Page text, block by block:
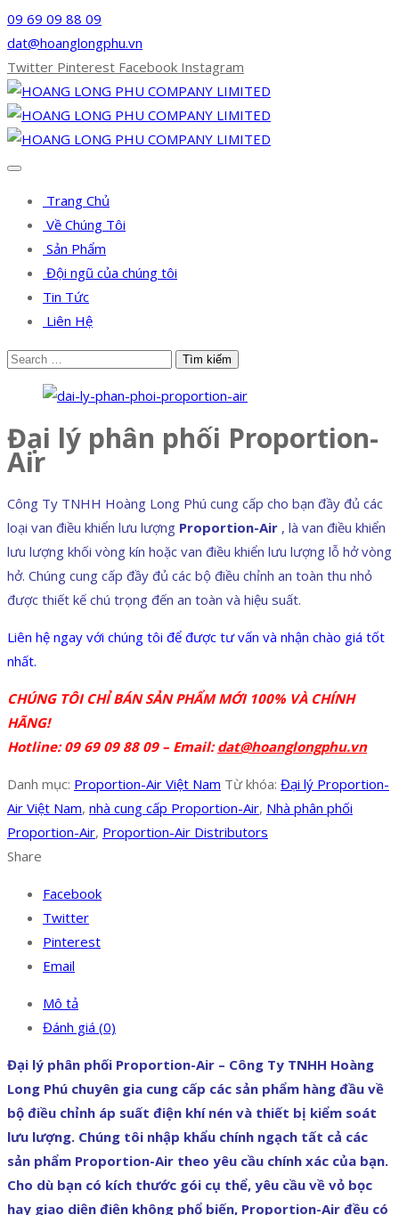
09 69 09 88 09
dat@hoanglongphu.vn
Twitter Pinterest Facebook Instagram
Trang Chủ
Về Chúng Tôi
Sản Phẩm
Đội ngũ của chúng tôi
Tin Tức
Liên Hệ
Đại lý phân phối Proportion-
Air
Công Ty TNHH Hoàng Long Phú cung cấp cho bạn đầy đủ các
loại van điều khiển lưu lượng Proportion-Air , là van điều khiển
lưu lượng khối vòng kín hoặc van điều khiển lưu lượng lỗ hở vòng
hở. Chúng cung cấp đầy đủ các bộ điều chỉnh an toàn thu nhỏ
được thiết kế chú trọng đến an toàn và hiệu suất.
Liên hệ ngay với chúng tôi để được tư vấn và nhận chào giá tốt
nhất.
CHÚNG TÔI CHỈ BÁN SẢN PHẨM MỚI 100% VÀ CHÍNH
HÃNG!
Hotline: 09 69 09 88 09 – Email:dat@hoanglongphu.vn
Danh mục: Proportion-Air Việt Nam Từ khóa: Đại lý Proportion-
Air Việt Nam, nhà cung cấp Proportion-Air, Nhà phân phối
Proportion-Air, Proportion-Air Distributors
Share
Facebook
Twitter
Pinterest
Email
Mô tả
Đánh giá (0)
Đại lý phân phối Proportion-Air – Công Ty TNHH Hoàng
Long Phú chuyên gia cung cấp các sản phẩm hàng đầu về
bộ điều chỉnh áp suất điện khí nén và thiết bị kiểm soát
lưu lượng. Chúng tôi nhập khẩu chính ngạch tất cả các
sản phẩm Proportion-Air theo yêu cầu chính xác của bạn.
Cho dù bạn có kích thước gói cụ thể, yêu cầu về vỏ bọc
hay giao diện điện không phổ biến, Proportion-Air đều có